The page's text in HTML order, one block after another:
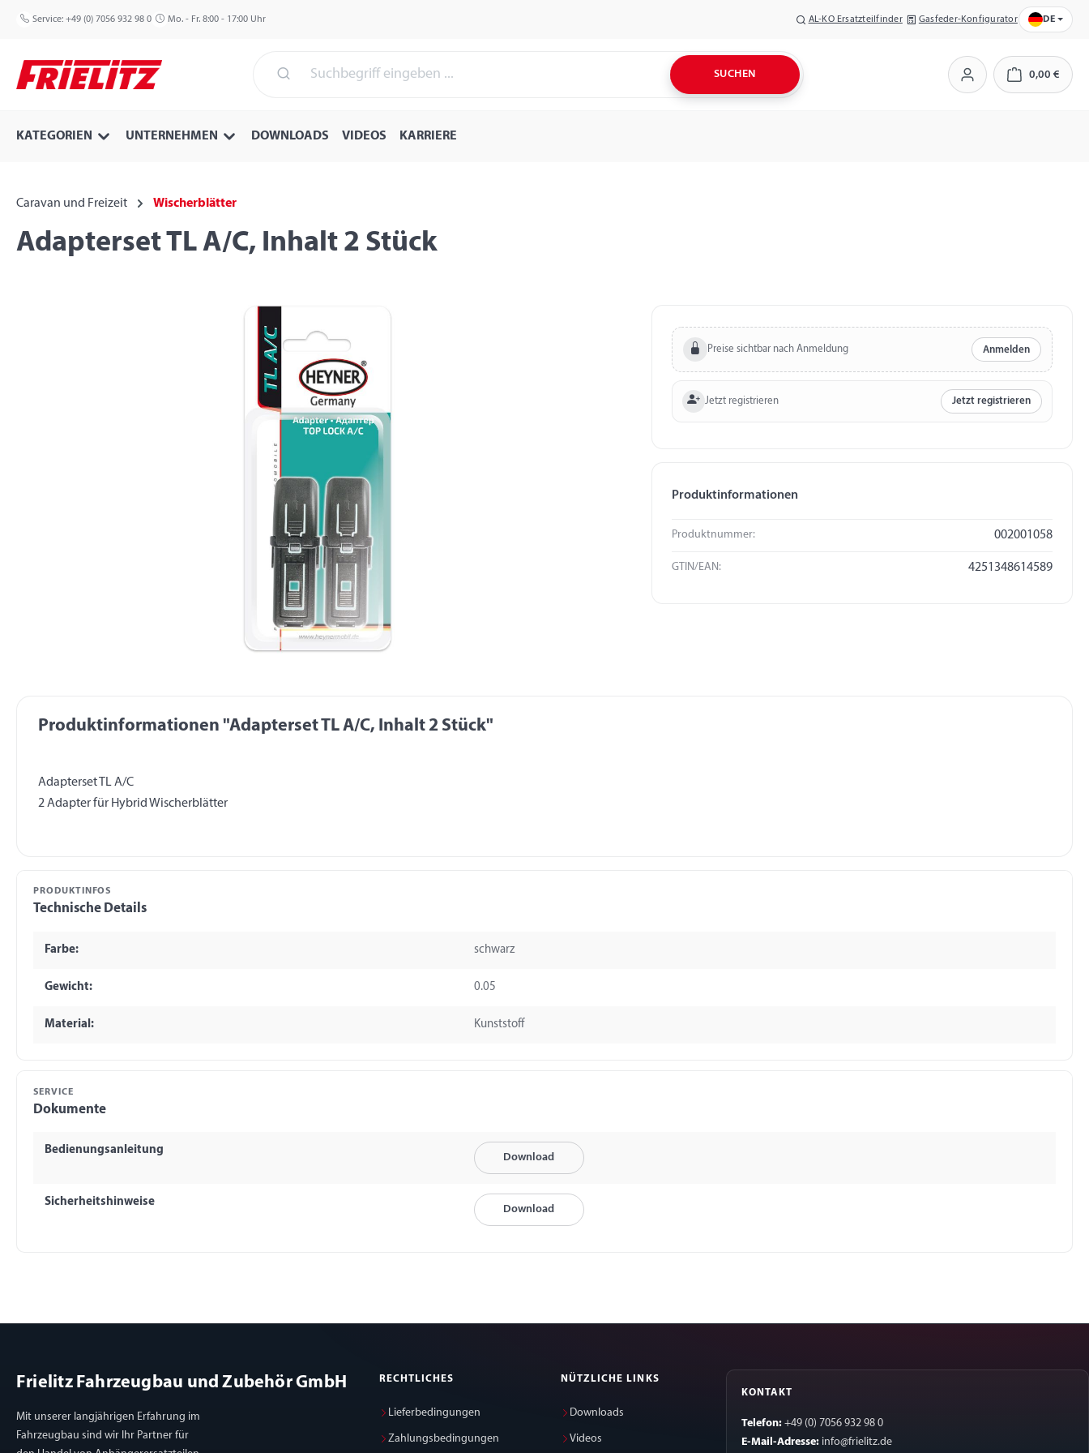
Hauptinhalt springen
Zur Suche springen
Zur Hauptnavigation springen
Service: +49 (0) 7056 932 98 0 Mo. - Fr. 8:00 - 17:00 Uhr AL-KO Ersatzteilfinder Gasfeder-Konfigurator DE
SUCHEN 0,00 €
KATEGORIEN UNTERNEHMEN DOWNLOADS VIDEOS KARRIERE
Caravan und Freizeit Wischerblätter
Adapterset TL A/C, Inhalt 2 Stück
Preise sichtbar nach Anmeldung Anmelden
Jetzt registrieren Jetzt registrieren
Produktinformationen
Produktnummer: 002001058
GTIN/EAN: 4251348614589
Produktinformationen "Adapterset TL A/C, Inhalt 2 Stück"
Adapterset TL A/C
2 Adapter für Hybrid Wischerblätter
PRODUKTINFOS
Technische Details
Farbe: schwarz
Gewicht: 0.05
Material: Kunststoff
SERVICE
Dokumente
Bedienungsanleitung
Download
Sicherheitshinweise
Download
Frielitz Fahrzeugbau und Zubehör GmbH
Mit unserer langjährigen Erfahrung im
Fahrzeugbau sind wir Ihr Partner für
RECHTLICHES
Lieferbedingungen
Zahlungsbedingungen
NÜTZLICHE LINKS
Downloads
Videos
KONTAKT
Telefon: +49 (0) 7056 932 98 0
E-Mail-Adresse: info@frielitz.de